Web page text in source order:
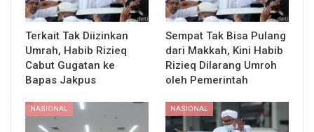
Terkait Tak Diizinkan
Umrah, Habib Rizieq
Cabut Gugatan ke
Bapas Jakpus
Sempat Tak Bisa Pulang
dari Makkah, Kini Habib
Rizieq Dilarang Umroh
oleh Pemerintah
NASIONAL NASIONAL